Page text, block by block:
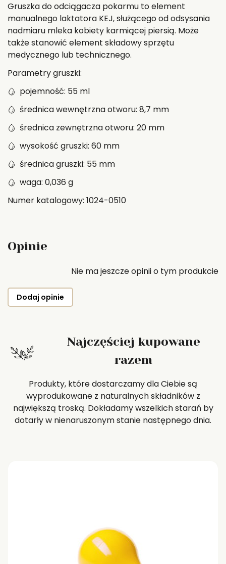
Gruszka do odciągacza pokarmu to element
manualnego laktatora KEJ, służącego od odsysania
nadmiaru mleka kobiety karmiącej piersią. Może
także stanowić element składowy sprzętu
medycznego lub technicznego.
Parametry gruszki:
pojemność: 55 ml
średnica wewnętrzna otworu: 8,7 mm
średnica zewnętrzna otworu: 20 mm
wysokość gruszki: 60 mm
średnica gruszki: 55 mm
waga: 0,036 g
Numer katalogowy: 1024-0510
Opinie
Nie ma jeszcze opinii o tym produkcie
Dodaj opinie
Najczęściej kupowane
razem
Produkty, które dostarczamy dla Ciebie są
wyprodukowane z naturalnych składników z
największą troską. Dokładamy wszelkich starań by
dotarły w nienaruszonym stanie następnego dnia.